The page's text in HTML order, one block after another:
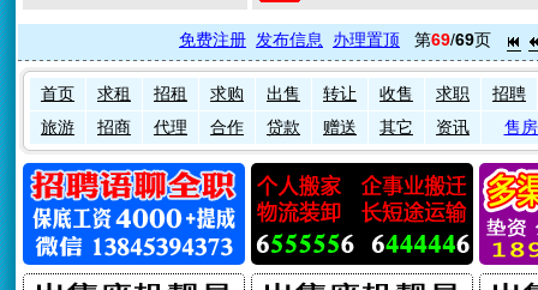
免费注册 发布信息 办理置顶 第69/69页
首页 求租 招租 求购 出售 转让 收售 求职
招聘
旅游
招商 代理 合作 贷款 赠送 其它 资讯 售